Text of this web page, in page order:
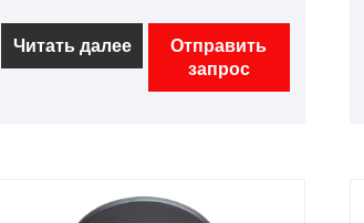
ценой. Ромбовидная ракетка для
весла из углеродного волокна,
материал рамы - полностью
точность и контроль с хорошей
Читать далее
Отправить
запрос